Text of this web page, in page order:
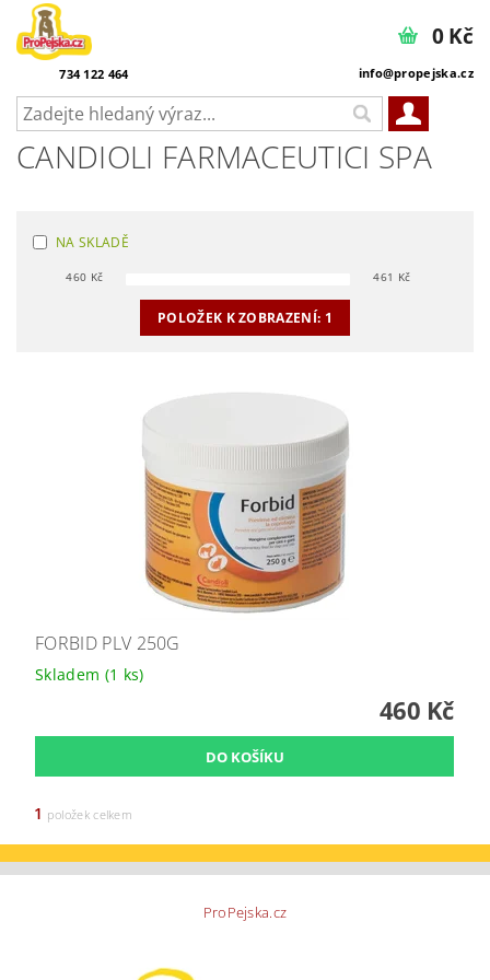
734 122 464 info@propejska.cz
0 Kč
CANDIOLI FARMACEUTICI SPA
NA SKLADĚ
460 Kč 461 Kč
POLOŽEK K ZOBRAZENÍ: 1
FORBID PLV 250G
Skladem (1 ks)
460 Kč
1 položek celkem
ProPejska.cz